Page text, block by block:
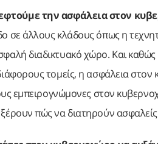
την ασφάλεια στον
σε άλλους κλάδους όπως η
διαδικτυακό χώρο. Και καθώς
τομείς, η ασφάλεια
εμπειρογνώμονες στον
πώς να διατηρούν